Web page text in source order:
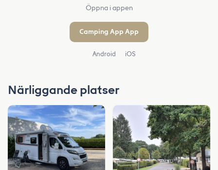
Öppna i appen
Camping App App
Android iOS
Närliggande platser